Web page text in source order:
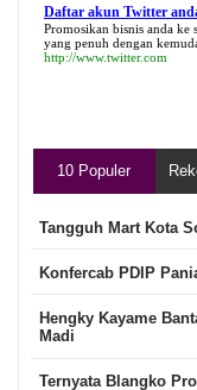
Daftar akun Twitter
Promosikan bisnis anda ke
yang penuh dengan
http://www.twitter.com
10 Populer
Tangguh Mart Kota
Konfercab PDIP
Hengky Kayame
Madi
Ternyata Blangko